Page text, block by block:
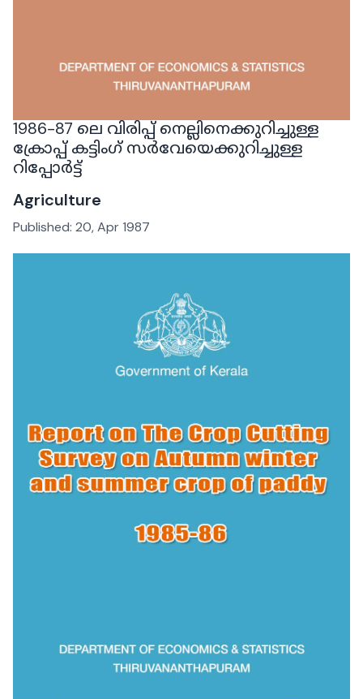
1986-87 ലെ വിരിപ്പ് നെല്ലിനെക്കുറിച്ചുള്ള
ക്രോപ്പ് കട്ടിംഗ് സർവേയെക്കുറിച്ചുള്ള
റിപ്പോർട്ട്
Agriculture
Published: 20, Apr 1987